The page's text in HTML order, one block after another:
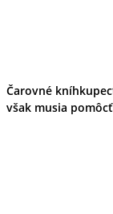
Čarovné
však musia